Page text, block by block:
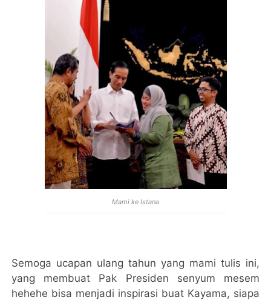
Mami ke Istana
Semoga ucapan ulang tahun yang mami tulis ini,
yang membuat Pak Presiden senyum mesem
hehehe bisa menjadi inspirasi buat Kayama, siapa